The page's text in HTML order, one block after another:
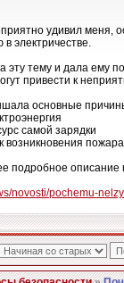
удивил меня,
электричестве.
эту тему и дала ему
привести к
основные
самой зарядки
возникновения
подробное описание
novosti/pochemu-